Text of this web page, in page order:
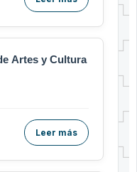
Artes y Cultura
Leer más